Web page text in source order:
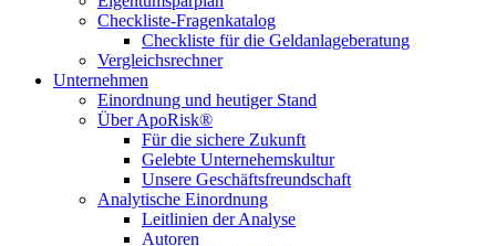
Checkliste-Fragenkatalog
Checkliste für die Geldanlageberatung
Vergleichsrechner
Unternehmen
Einordnung und heutiger Stand
Über ApoRisk®
Für die sichere Zukunft
Gelebte Unternehemskultur
Unsere Geschäftsfreundschaft
Analytische Einordnung
Leitlinien der Analyse
Autoren